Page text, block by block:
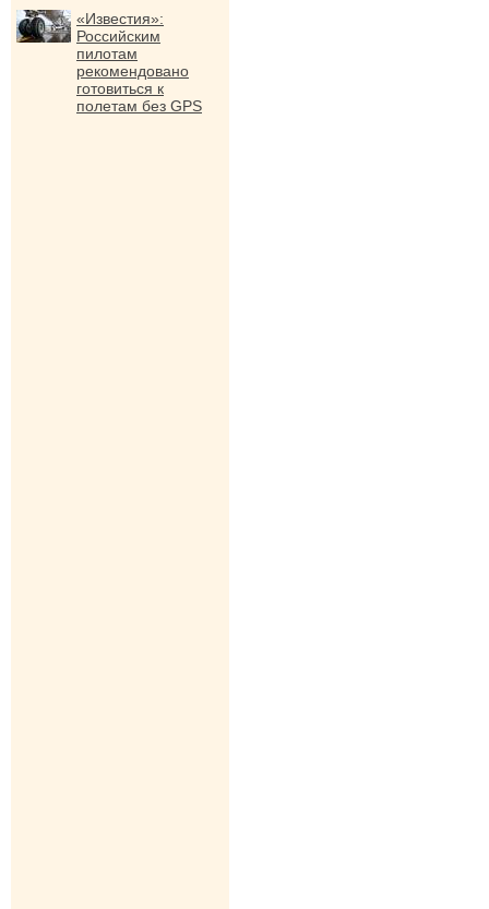
«Известия»:
Российским
пилотам
рекомендовано
готовиться к
полетам без GPS